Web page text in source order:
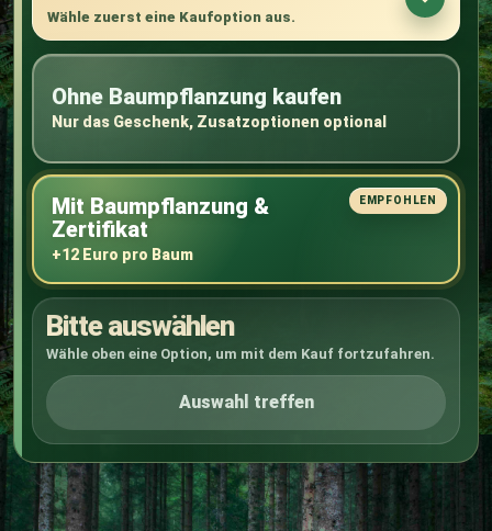
Wähle zuerst eine Kaufoption aus.
Ohne Baumpflanzung kaufen
Nur das Geschenk, Zusatzoptionen optional
Mit Baumpflanzung &
Zertifikat
+12 Euro pro Baum
Bitte auswählen
Wähle oben eine Option, um mit dem Kauf fortzufahren.
Auswahl treffen